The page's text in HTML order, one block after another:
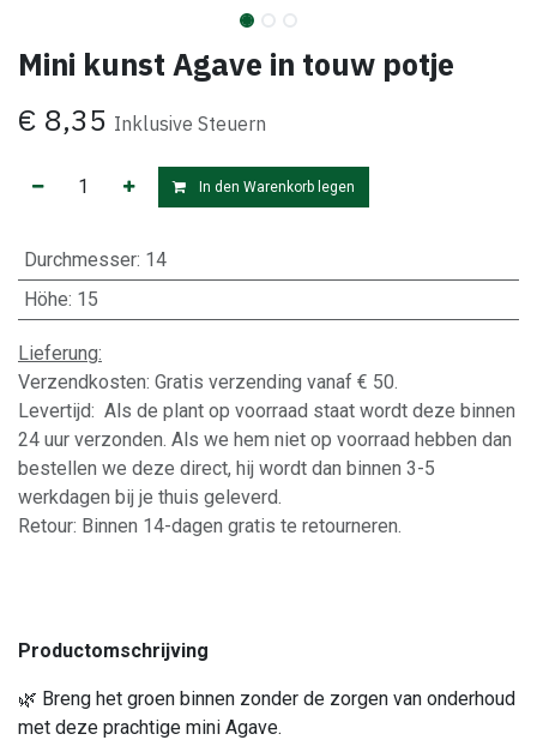
Mini kunst Agave in touw potje
€ 8,35 Inklusive Steuern
In den Warenkorb legen
Durchmesser: 14
Höhe: 15
Lieferung:
Verzendkosten: Gratis verzending vanaf € 50.
Levertijd: Als de plant op voorraad staat wordt deze binnen
24 uur verzonden. Als we hem niet op voorraad hebben dan
bestellen we deze direct, hij wordt dan binnen 3-5
werkdagen bij je thuis geleverd.
Retour: Binnen 14-dagen gratis te retourneren.
Productomschrijving
🌿 Breng het groen binnen zonder de zorgen van onderhoud
met deze prachtige mini Agave.